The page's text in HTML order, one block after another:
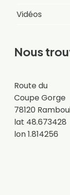
Vidéos
Nous
Route du
Coupe Gorge
78120
lat 48.673428
lon 1.814256